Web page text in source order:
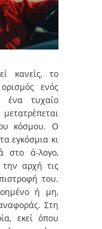
κανείς, το
ενός
ένα τυχαίο
κόσμου. Ο
εγκόσμια κι
στο ά-λογο,
αρχή τις
του.
ή μη,
Στη
εκεί όπου